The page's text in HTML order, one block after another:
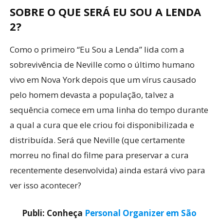
SOBRE O QUE SERÁ EU SOU A LENDA
2?
Como o primeiro “Eu Sou a Lenda” lida com a
sobrevivência de Neville como o último humano
vivo em Nova York depois que um vírus causado
pelo homem devasta a população, talvez a
sequência comece em uma linha do tempo durante
a qual a cura que ele criou foi disponibilizada e
distribuída. Será que Neville (que certamente
morreu no final do filme para preservar a cura
recentemente desenvolvida) ainda estará vivo para
ver isso acontecer?
Publi: Conheça Personal Organizer em São